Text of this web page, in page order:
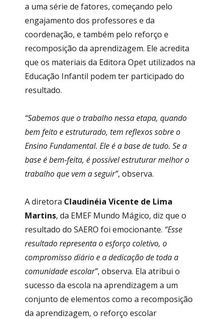
a uma série de fatores, começando pelo
engajamento dos professores e da
coordenação, e também pelo reforço e
recomposição da aprendizagem. Ele acredita
que os materiais da Editora Opet utilizados na
Educação Infantil podem ter participado do
resultado.
“Sabemos que o trabalho nessa etapa, quando
bem feito e estruturado, tem reflexos sobre o
Ensino Fundamental. Ele é a base de tudo. Se a
base é bem-feita, é possível estruturar melhor o
trabalho que vem a seguir”, observa.
A diretora Claudinéia Vicente de Lima
Martins, da EMEF Mundo Mágico, diz que o
resultado do SAERO foi emocionante. “Esse
resultado representa o esforço coletivo, o
compromisso diário e a dedicação de toda a
comunidade escolar”, observa. Ela atribui o
sucesso da escola na aprendizagem a um
conjunto de elementos como a recomposição
da aprendizagem, o reforço escolar